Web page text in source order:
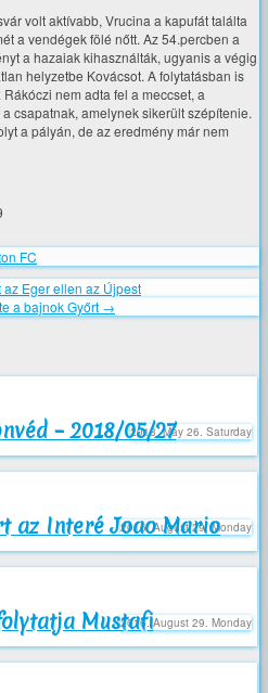
volt aktívabb, Vrucina a kapufát találta
a vendégek fölé nőtt. Az 54.percben a
a hazaiak kihasználták, ugyanis a végig
helyzetbe Kovácsot. A folytatásban is
nem adta fel a meccset, a
csapatnak, amelynek sikerült szépítenie.
a pályán, de az eredmény már nem
FC
Eger ellen az Újpest
a bajnok Győrt →
– 2018/05/272018. May 26. Saturday
az Interé Joao Mario
2016. August 29. Monday
Mustafi2016. August 29. Monday